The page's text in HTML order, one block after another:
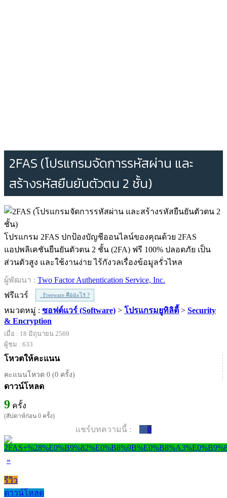
2FAS (โปรแกรมจัดการรหัสผ่าน และ
สร้างรหัสยืนยันตัวตน 2 ชั้น)
โปรแกรม 2FAS ปกป้องบัญชีออนไลน์ของคุณด้วย 2FAS
แอปพลิเคชันยืนยันตัวตน 2 ชั้น (2FA) ฟรี 100% ปลอดภัย เป็น
ส่วนตัวสูง และใช้งานง่าย ไร้กังวลเรื่องข้อมูลรั่วไหล
ผู้พัฒนา : Two Factor Authentication Service, Inc.
ฟรีแวร์
Freeware คืออะไร ?
หมวดหมู่ : ซอฟต์แวร์ (Software) > โปรแกรมยูทิลิตี้ > Security
& Encryption
เมื่อ : 18 มิถุนายน 2569
ผู้ชม : 633
โหวตให้คะแนน
คะแนนโหวต 0 (0 ครั้ง)
ดาวน์โหลด
9 ครั้ง
(สัปดาห์ก่อน 0 ครั้ง)
แชร์บทความนี้ : 0
»
รีวิว
ดาวน์โหลด